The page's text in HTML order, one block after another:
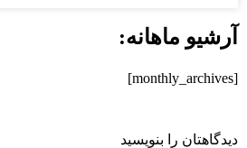
آرشیو ماهانه:
[monthly_archives]
دیدگاهتان را بنویسید